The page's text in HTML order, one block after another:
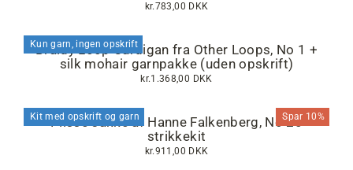
kr.783,00 DKK
Kun garn, ingen opskrift
Braidy Loop Cardigan fra Other Loops, No 1 +
silk mohair garnpakke (uden opskrift)
kr.1.368,00 DKK
Kit med opskrift og garn Spar 10%
Plissé Jakke af Hanne Falkenberg, No 20
strikkekit
kr.911,00 DKK